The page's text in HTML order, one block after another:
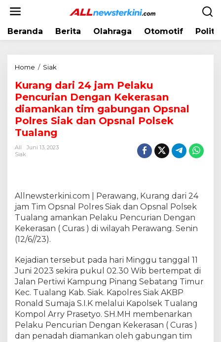
Beranda Berita Olahraga Otomotif
Home / Siak
r
a
n
g
d
r
a
m
P
e
u
P
e
n
c
u
r
Kurang dari 24 jam Pelaku
Pencurian Dengan Kekerasan
diamankan tim gabungan Opsnal
Polres Siak dan Opsnal Polsek
Tualang
All
Juni 13, 2023
Siak
Allnewsterkini.com | Perawang, Kurang dari 24
jam Tim Opsnal Polres Siak dan Opsnal Polsek
Tualang amankan Pelaku Pencurian Dengan
Kekerasan ( Curas ) di wilayah Perawang. Senin
(12/6//23).
Kejadian tersebut pada hari Minggu tanggal 11
Juni 2023 sekira pukul 02.30 Wib bertempat di
Jalan Pertiwi Kampung Pinang Sebatang Timur
Kec. Tualang Kab. Siak. Kapolres Siak AKBP
Ronald Sumaja S.I.K melalui Kapolsek Tualang
Kompol Arry Prasetyo. SH.MH membenarkan
Pelaku Pencurian Dengan Kekerasan ( Curas )
dan penadah diamankan oleh gabungan tim